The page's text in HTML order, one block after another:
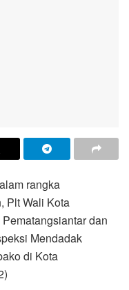
rangka
Plt Wali Kota
dan
Mendadak
di Kota